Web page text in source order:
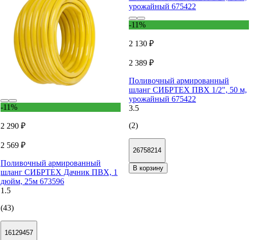
-11%
2 290 ₽
2 569 ₽
Поливочный армированный
шланг СИБРТЕХ Дачник ПВХ, 1
дюйм, 25м 673596
1.5
(43)
16129457
-11%
2 130 ₽
2 389 ₽
Поливочный армированный
шланг СИБРТЕХ ПВХ 1/2", 50 м,
урожайный 675422
3.5
(2)
26758214
В корзину